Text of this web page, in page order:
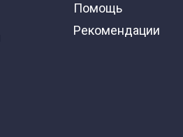
Помощь
Рекомендации